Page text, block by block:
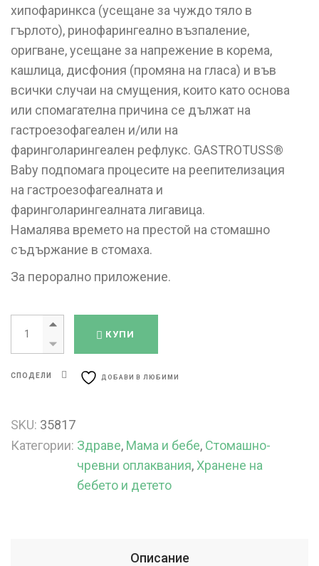
хипофаринкса (усещане за чуждо тяло в
гърлото), ринофарингеално възпаление,
оригване, усещане за напрежение в корема,
кашлица, дисфония (промяна на гласа) и във
всички случаи на смущения, които като основа
или спомагателна причина се дължат на
гастроезофагеален и/или на
фаринголарингеален рефлукс. GASTROTUSS®
Baby подпомага процесите на реепителизация
на гастроезофагеалната и
фаринголарингеалната лигавица.
Намалява времето на престой на стомашно
съдържание в стомаха.
За перорално приложение.
Гастротус BABY сироп 180 мл quantity
КУПИ
СПОДЕЛИ ДОБАВИ В ЛЮБИМИ
SKU: 35817
Категории: Здраве, Мама и бебе, Стомашно-
чревни оплаквания, Хранене на
бебето и детето
Описание